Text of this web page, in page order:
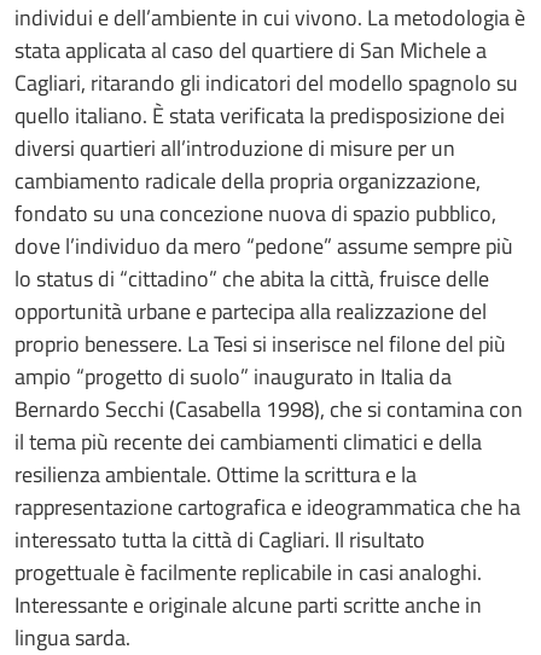
individui e dell’ambiente in cui vivono. La metodologia è
stata applicata al caso del quartiere di San Michele a
Cagliari, ritarando gli indicatori del modello spagnolo su
quello italiano. È stata verificata la predisposizione dei
diversi quartieri all’introduzione di misure per un
cambiamento radicale della propria organizzazione,
fondato su una concezione nuova di spazio pubblico,
dove l’individuo da mero “pedone” assume sempre più
lo status di “cittadino” che abita la città, fruisce delle
opportunità urbane e partecipa alla realizzazione del
proprio benessere. La Tesi si inserisce nel filone del più
ampio “progetto di suolo” inaugurato in Italia da
Bernardo Secchi (Casabella 1998), che si contamina con
il tema più recente dei cambiamenti climatici e della
resilienza ambientale. Ottime la scrittura e la
rappresentazione cartografica e ideogrammatica che ha
interessato tutta la città di Cagliari. Il risultato
progettuale è facilmente replicabile in casi analoghi.
Interessante e originale alcune parti scritte anche in
lingua sarda.